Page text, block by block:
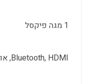
1 מגה פיקסל
Bluetooth, HDMI, אוזניות, מיקרופון, USB-C, USB